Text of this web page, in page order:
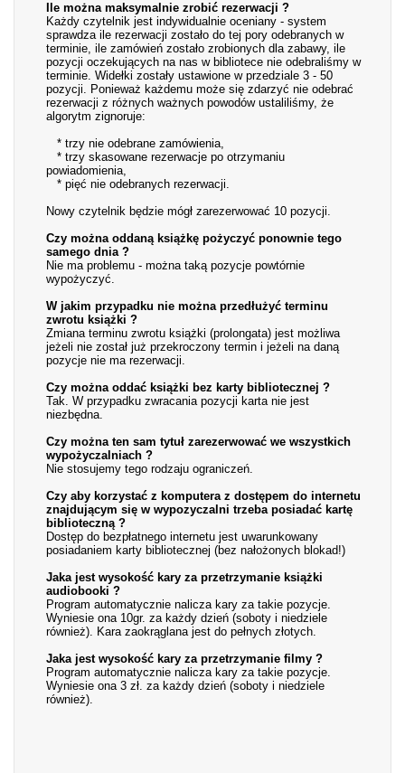
Ile można maksymalnie zrobić rezerwacji ?
Każdy czytelnik jest indywidualnie oceniany - system
sprawdza ile rezerwacji zostało do tej pory odebranych w
terminie, ile zamówień zostało zrobionych dla zabawy, ile
pozycji oczekujących na nas w bibliotece nie odebraliśmy w
terminie. Widełki zostały ustawione w przedziale 3 - 50
pozycji. Ponieważ każdemu może się zdarzyć nie odebrać
rezerwacji z różnych ważnych powodów ustaliliśmy, że
algorytm zignoruje:
* trzy nie odebrane zamówienia,
* trzy skasowane rezerwacje po otrzymaniu
powiadomienia,
* pięć nie odebranych rezerwacji.
Nowy czytelnik będzie mógł zarezerwować 10 pozycji.
Czy można oddaną książkę pożyczyć ponownie tego
samego dnia ?
Nie ma problemu - można taką pozycje powtórnie
wypożyczyć.
W jakim przypadku nie można przedłużyć terminu
zwrotu książki ?
Zmiana terminu zwrotu książki (prolongata) jest możliwa
jeżeli nie został już przekroczony termin i jeżeli na daną
pozycje nie ma rezerwacji.
Czy można oddać książki bez karty bibliotecznej ?
Tak. W przypadku zwracania pozycji karta nie jest
niezbędna.
Czy można ten sam tytuł zarezerwować we wszystkich
wypożyczalniach ?
Nie stosujemy tego rodzaju ograniczeń.
Czy aby korzystać z komputera z dostępem do internetu
znajdującym się w wypozyczalni trzeba posiadać kartę
biblioteczną ?
Dostęp do bezpłatnego internetu jest uwarunkowany
posiadaniem karty bibliotecznej (bez nałożonych blokad!)
Jaka jest wysokość kary za przetrzymanie książki
audiobooki ?
Program automatycznie nalicza kary za takie pozycje.
Wyniesie ona 10gr. za każdy dzień (soboty i niedziele
również). Kara zaokrąglana jest do pełnych złotych.
Jaka jest wysokość kary za przetrzymanie filmy ?
Program automatycznie nalicza kary za takie pozycje.
Wyniesie ona 3 zł. za każdy dzień (soboty i niedziele
również).